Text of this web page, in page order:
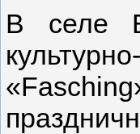
В селе